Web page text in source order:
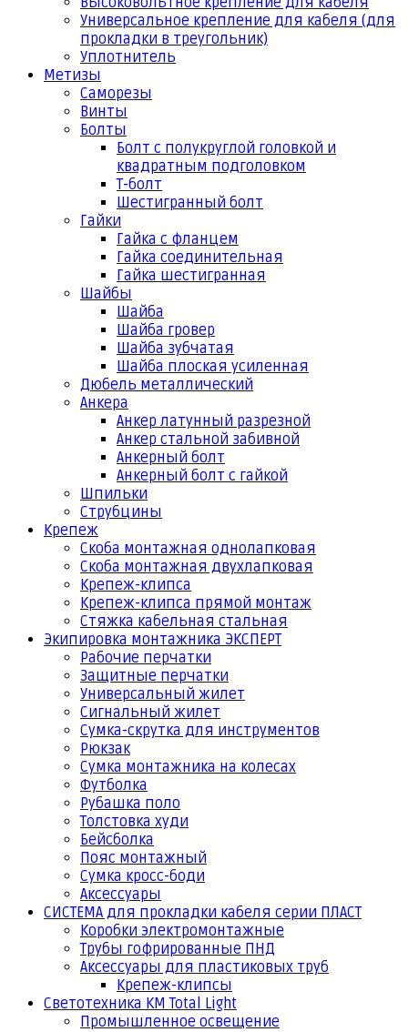
Универсальное крепление для кабеля (для
прокладки в треугольник)
Уплотнитель
Метизы
Саморезы
Винты
Болты
Болт с полукруглой головкой и
квадратным подголовком
Т-болт
Шестигранный болт
Гайки
Гайка с фланцем
Гайка соединительная
Гайка шестигранная
Шайбы
Шайба
Шайба гровер
Шайба зубчатая
Шайба плоская усиленная
Дюбель металлический
Анкера
Анкер латунный разрезной
Анкер стальной забивной
Анкерный болт
Анкерный болт с гайкой
Шпильки
Струбцины
Крепеж
Скоба монтажная однолапковая
Скоба монтажная двухлапковая
Крепеж-клипса
Крепеж-клипса прямой монтаж
Стяжка кабельная стальная
Экипировка монтажника ЭКСПЕРТ
Рабочие перчатки
Защитные перчатки
Универсальный жилет
Сигнальный жилет
Сумка-скрутка для инструментов
Рюкзак
Сумка монтажника на колесах
Футболка
Рубашка поло
Толстовка худи
Бейсболка
Пояс монтажный
Сумка кросс-боди
Аксессуары
СИСТЕМА для прокладки кабеля серии ПЛАСТ
Коробки электромонтажные
Трубы гофрированные ПНД
Аксессуары для пластиковых труб
Крепеж-клипсы
Светотехника КМ Total Light
Промышленное освещение